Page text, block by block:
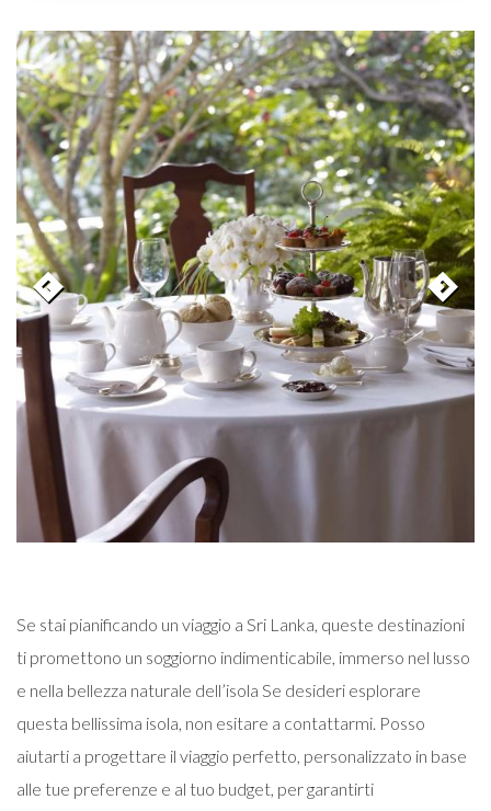
Se stai pianificando un viaggio a Sri Lanka, queste destinazioni
ti promettono un soggiorno indimenticabile, immerso nel lusso
e nella bellezza naturale dell’isola Se desideri esplorare
questa bellissima isola, non esitare a contattarmi. Posso
aiutarti a progettare il viaggio perfetto, personalizzato in base
alle tue preferenze e al tuo budget, per garantirti